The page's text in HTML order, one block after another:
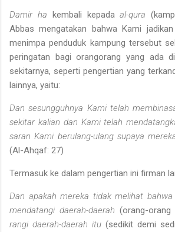
Damir ha kembali kepadaal-qura
Abbas mengatakan bahwa Kami
menimpa pendu­duk kampung tersebut
peringatan bagi orang­orang yang ada
sekitarnya, seperti pengertian yang
lainnya, yaitu:
Dan sesungguhnya Kami telah
sekitar kalian dan Kami telah
saran Kami berulang-ulang supaya
(Al-Ahqaf: 27)
Termasuk ke dalam pengertian ini firman
Dan apakah mereka tidak melihat bahwa
mendatangi daerah-daerah (orang-orang
rangi daerah-daerah itu (sedikit demi